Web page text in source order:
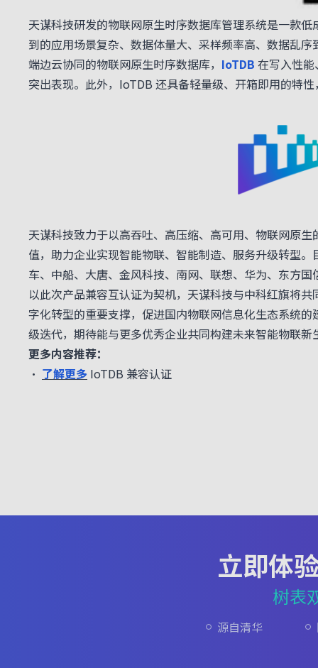
天谋科技研发的物联网原生时序数据库管理系统是一款
到的应用场景复杂、数据体量大、采样频率高、数据乱
端边云协同的物联网原生时序数据库， IoTDB 在写入性
突出表现。此外，IoTDB 还具备轻量级、开箱即用的特
天谋科技致力于以高吞吐、高压缩、高可用、物联网原
值，助力企业实现智能物联、智能制造、服务升级转型
车、中船、大唐、金风科技、南网、联想、华为、东方
以此次产品兼容互认证为契机，天谋科技与中科红旗将
字化转型的重要支撑，促进国内物联网信息化生态系统
级迭代，期待能与更多优秀企业共同构建未来智能物联新
更多内容推荐：
• 了解更多 IoTDB 兼容认证
立即体
树表
源自清华